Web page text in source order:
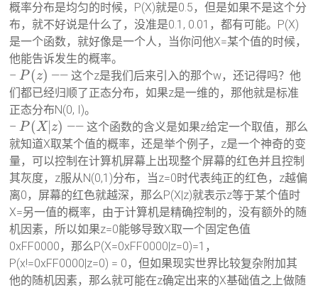
概率分布是均匀的时候，P(X)就是0.5，但是如果不是这个分
布，就不好说是什么了，没准是0.1, 0.01，都有可能。P(X)
是一个函数，就好像是一个人，当你问他X=某个值的时候，
他能告诉发生的概率。
–P (z) —— 这个z是我们后来引入的那个w，还记得吗？他
们都已经归顺了正态分布，如果z是一维的，那他就是标准
正态分布N(0, I)。
–P (X|z) —— 这个函数的含义是如果z给定一个取值，那么
就知道X取某个值的概率，还是举个例子，z是一个神奇的变
量，可以控制在计算机屏幕上出现整个屏幕的红色并且控制
其灰度，z服从N(0,1)分布，当z=0时代表纯正的红色，z越偏
离0，屏幕的红色就越深，那么P(X|z)就表示z等于某个值时
X=另一值的概率，由于计算机是精确控制的，没有额外的随
机因素，所以如果z=0能够导致X取一个固定色值
0xFF0000，那么P(X=0xFF0000|z=0)=1，
P(x!=0xFF0000|z=0) = 0，但如果现实世界比较复杂附加其
他的随机因素，那么就可能在z确定出来的X基础值之上做随